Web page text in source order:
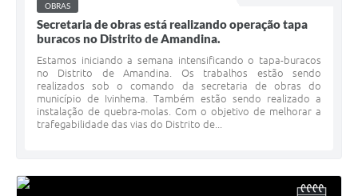
OBRAS
Secretaria de obras está realizando operação tapa
buracos no Distrito de Amandina.
Estamos iniciando a semana intensificando o tapa-buracos
no Distrito de Amandina. Os trabalhos estão sendo
realizados sob o comando da secretaria de obras do
município de Ivinhema. Também estão sendo realizado a
instalação de quebra-molas. Com o objetivo de melhorar a
trafegabilidade das vias do Distrito de...